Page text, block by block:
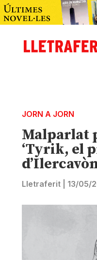
JORN A JORN
Malparlat
‘Tyrik, el
Lletraferit| 13/05/